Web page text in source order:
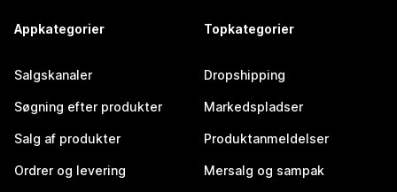
Appkategorier
Salgskanaler
Søgning efter produkter
Salg af produkter
Ordrer og levering
Topkategorier
Dropshipping
Markedspladser
Produktanmeldelser
Mersalg og sampak